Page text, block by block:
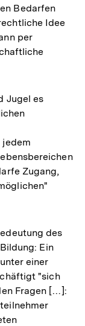
Bedarfen
Idee
per
Jugel es
jedem
Zugang,
des
Ein
einer
"sich
Fragen […]: